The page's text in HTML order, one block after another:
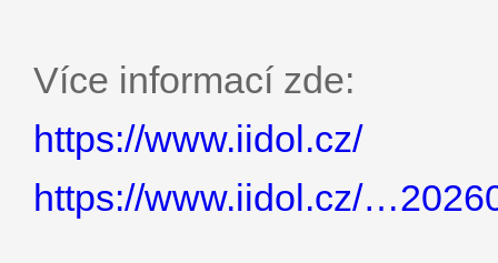
Více informací zde:
https://www.iidol.cz/
https://www.iidol.cz/